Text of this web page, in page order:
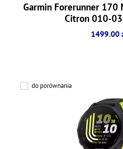
Garmin Forerunner 170
Citron 010-
1499.00
do porównania